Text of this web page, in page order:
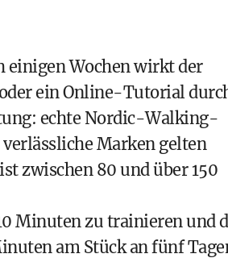
einigen Wochen wirkt der
ein Online-Tutorial
echte Nordic-Walking-
Marken gelten
zwischen 80 und über 150
Minuten zu trainieren und
am Stück an fünf